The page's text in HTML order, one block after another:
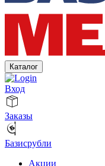
Каталог
Вход
Заказы
Базисрубли
Акции